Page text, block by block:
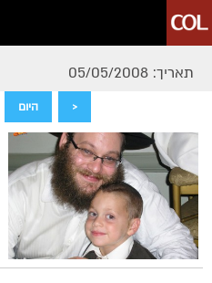
תאריך: 05/05/2008
< היום